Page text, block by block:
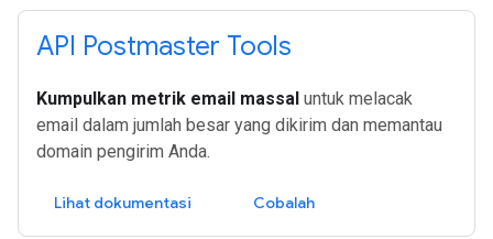
API Postmaster Tools
Kumpulkan metrik email massal untuk melacak
email dalam jumlah besar yang dikirim dan memantau
domain pengirim Anda.
Lihat dokumentasi Cobalah